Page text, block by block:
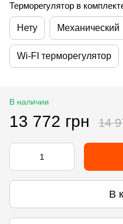
Терморегулятор в
Нету Механический
Wi-FI терморегулятор
В наличии
13 772 грн 14
В